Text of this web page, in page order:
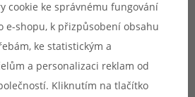
Pod
cookie ke správnému fungování
e-shopu, k přizpůsobení obsahu
ke statistickým a
a personalizaci reklam od
Kliknutím na tlačítko